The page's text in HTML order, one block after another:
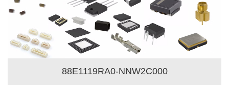
88E1119RA0-NNW2C000